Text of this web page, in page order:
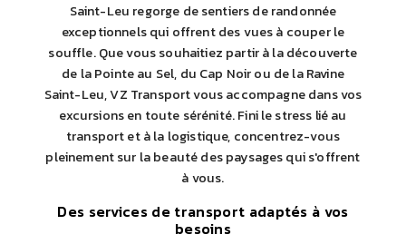
Saint-Leu regorge de sentiers de randonnée
exceptionnels qui offrent des vues à couper le
souffle. Que vous souhaitiez partir à la découverte
de la Pointe au Sel, du Cap Noir ou de la Ravine
Saint-Leu, VZ Transport vous accompagne dans vos
excursions en toute sérénité. Fini le stress lié au
transport et à la logistique, concentrez-vous
pleinement sur la beauté des paysages qui s'offrent
à vous.
Des services de transport adaptés à vos
besoins